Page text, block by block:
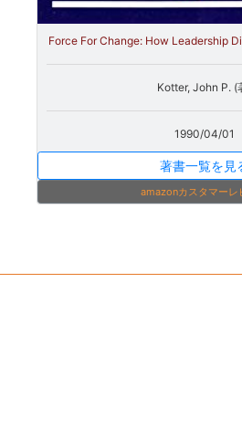
Force For Change: How Leadership
Kotter, John P. (
1990/04/01
著書一覧を見
amazonカスタマーレ